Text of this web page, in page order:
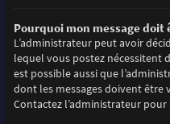
Pourquoi mon message doit
L’administrateur peut avoir
lequel vous postez nécessitent
est possible aussi que
dont les messages doivent être
Contactez l’administrateur